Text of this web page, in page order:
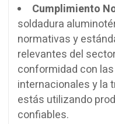
Cumplimiento
soldadura
normativas y
relevantes del
conformidad con
internacionales y la
estás utilizando
confiables.